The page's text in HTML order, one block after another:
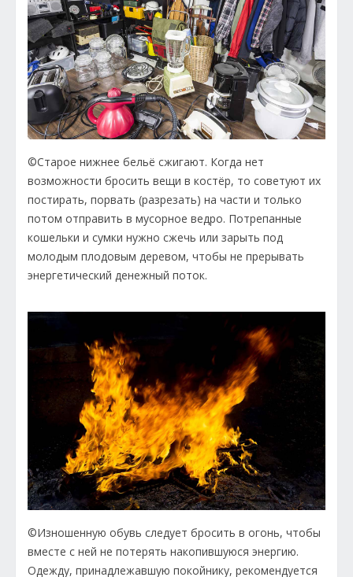
©Старое нижнее бельё сжигают. Когда нет
возможности бросить вещи в костёр, то советуют их
постирать, порвать (разрезать) на части и только
потом отправить в мусорное ведро. Потрепанные
кошельки и сумки нужно сжечь или зарыть под
молодым плодовым деревом, чтобы не прерывать
энергетический денежный поток.
©Изношенную обувь следует бросить в огонь, чтобы
вместе с ней не потерять накопившуюся энергию.
Одежду, принадлежавшую покойнику, рекомендуется